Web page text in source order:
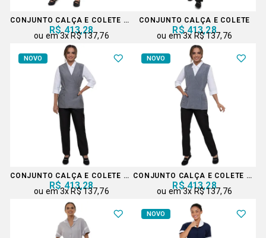
CONJUNTO CALÇA E COLETE COLEÇÃO
R$ 413,28
3x R$ 137,76
CONJUNTO CALÇA E COLETE
R$ 413,28
3x R$ 137,76
NOVO
CONJUNTO CALÇA E COLETE TRANSPASSADO COLEÇÃO
R$ 413,28
3x R$ 137,76
NOVO
CONJUNTO CALÇA E COLETE TRANSPASSADO COLEÇÃO
R$ 413,28
3x R$ 137,76
NOVO